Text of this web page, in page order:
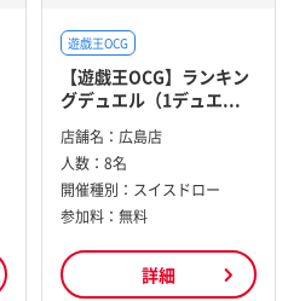
遊戯王OCG
【遊戯王OCG】ランキン
グデュエル（1デュエ...
店舗名： 広島店
人数： 8名
開催種別： スイスドロー
参加料： 無料
詳細